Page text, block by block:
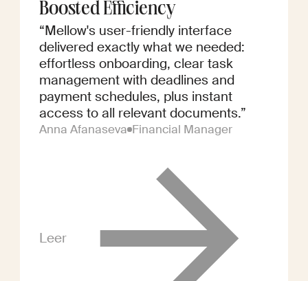
Boosted Efficiency
“Mellow's user-friendly interface
delivered exactly what we needed:
effortless onboarding, clear task
management with deadlines and
payment schedules, plus instant
access to all relevant documents.”
Anna Afanaseva Financial Manager
Leer